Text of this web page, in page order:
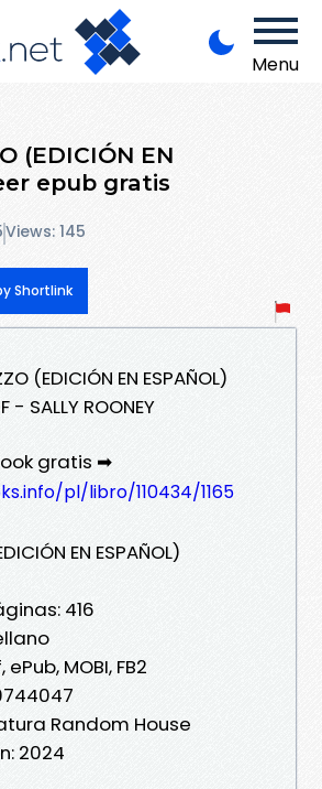
Menu
(EDICIÓN EN
epub gratis
Views: 145
Shortlink
(EDICIÓN EN ESPAÑOL)
SALLY ROONEY
gratis ➡
pl/libro/110434/1165
EN ESPAÑOL)
416
MOBI, FB2
Random House
2024